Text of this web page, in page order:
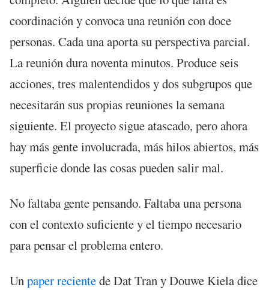
coordinación y convoca una reunión con doce
personas. Cada una aporta su perspectiva parcial.
La reunión dura noventa minutos. Produce seis
acciones, tres malentendidos y dos subgrupos que
necesitarán sus propias reuniones la semana
siguiente. El proyecto sigue atascado, pero ahora
hay más gente involucrada, más hilos abiertos, más
superficie donde las cosas pueden salir mal.
No faltaba gente pensando. Faltaba una persona
con el contexto suficiente y el tiempo necesario
para pensar el problema entero.
Unpaper recientede Dat Tran y Douwe Kiela dice